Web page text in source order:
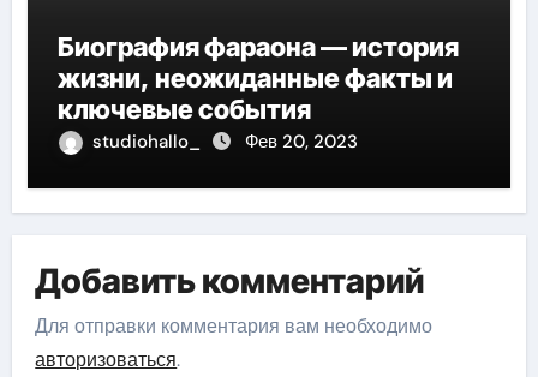
Биография фараона — история
жизни, неожиданные факты и
ключевые события
studiohallo_ Фев 20, 2023
Добавить комментарий
Для отправки комментария вам необходимо
авторизоваться.